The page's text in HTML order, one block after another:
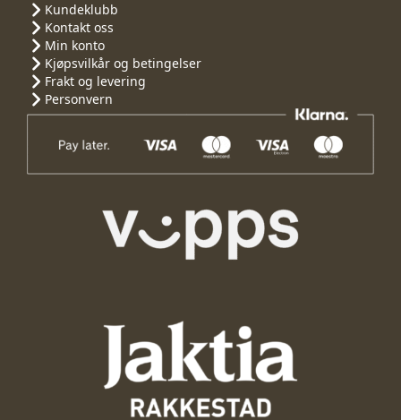
Kundeklubb
Kontakt oss
Min konto
Kjøpsvilkår og betingelser
Frakt og levering
Personvern